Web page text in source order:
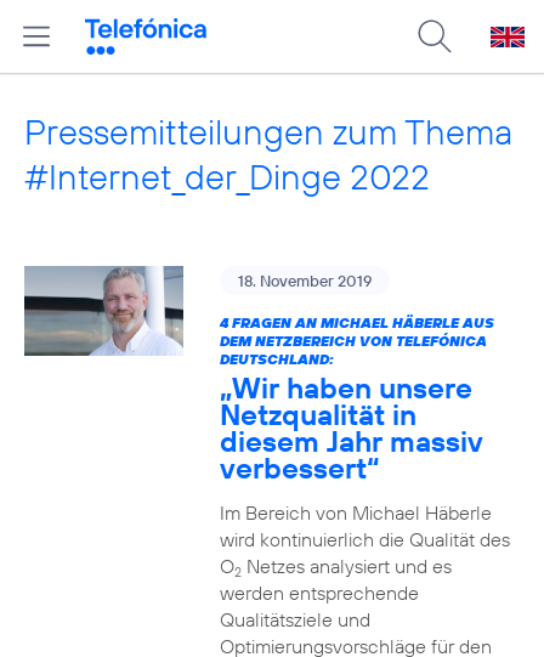
Pressemitteilungen zum Thema
#Internet_der_Dinge 2022
18. November 2019
4 FRAGEN AN MICHAEL HÄBERLE AUS
DEM NETZBEREICH VON TELEFÓNICA
DEUTSCHLAND:
„Wir haben unsere
Netzqualität in
diesem Jahr massiv
verbessert“
Im Bereich von Michael Häberle
wird kontinuierlich die Qualität des
O2Netzes analysiert und es
werden entsprechende
Qualitätsziele und
Optimierungsvorschläge für den